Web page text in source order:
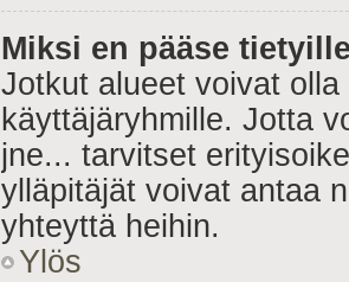
Miksi en pääse
Jotkut alueet voivat
käyttäjäryhmille. Jotta
jne... tarvitset
ylläpitäjät voivat antaa
yhteyttä heihin.
Ylös